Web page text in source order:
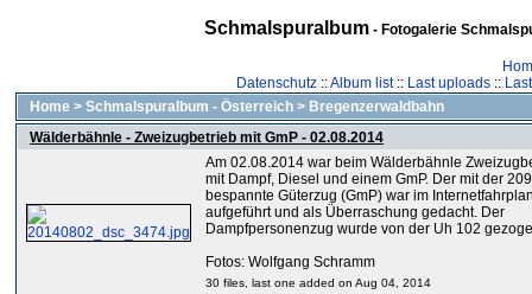
Schmalspuralbum- Fotogalerie
Datenschutz::Album list:: Last uploads::
Home > Schmalspuralbum - Österreich > Bregenzerwaldbahn
Wälderbähnle - Zweizugbetrieb mit GmP - 02.08.2014
Am 02.08.2014 war beim Wälderbähnle
mit Dampf, Diesel und einem GmP. Der mit der
bespannte Güterzug (GmP) war im
aufgeführt und als Überraschung gedacht. Der
Dampfpersonenzug wurde von der Uh 102
Fotos: Wolfgang Schramm
30 files, last one added on Aug 04, 2014